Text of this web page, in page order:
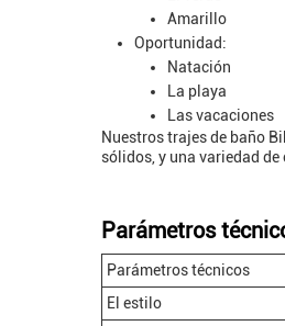
Amarillo
Oportunidad:
Natación
La playa
Las vacaciones
Nuestros trajes de baño
sólidos, y una variedad
Parámetros
Parámetros técnicos
El estilo